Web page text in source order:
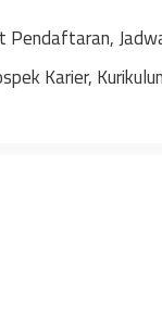
Pendaftaran,
Karier,